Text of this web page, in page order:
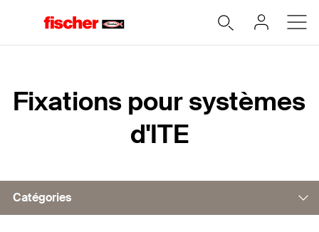
Fixations pour systèmes
d'ITE
Catégories